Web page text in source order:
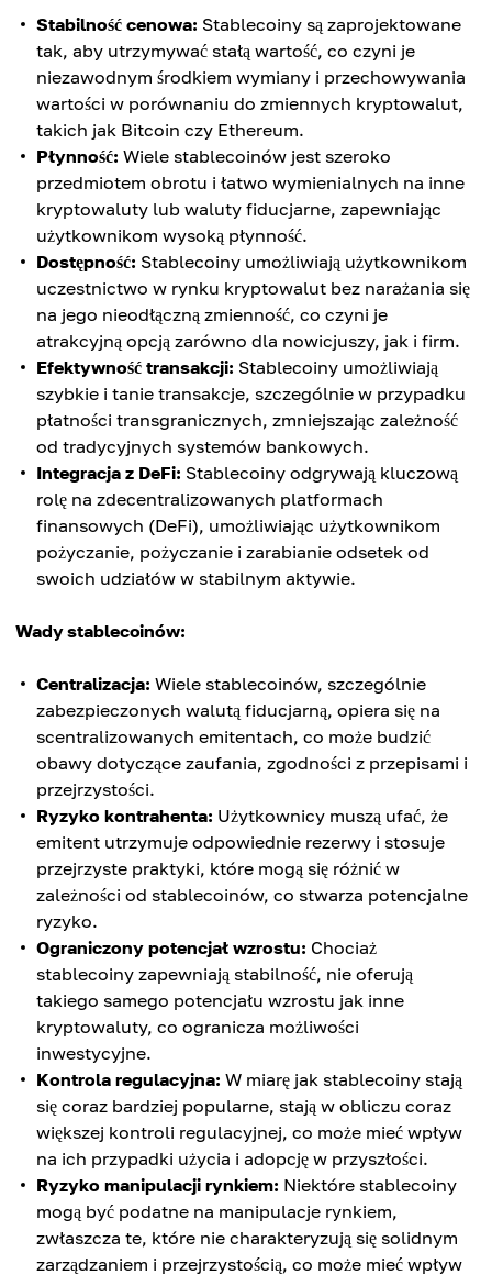
Stabilność cenowa: Stablecoiny są zaprojektowane
tak, aby utrzymywać stałą wartość, co czyni je
niezawodnym środkiem wymiany i przechowywania
wartości w porównaniu do zmiennych kryptowalut,
takich jak Bitcoin czy Ethereum.
Płynność: Wiele stablecoinów jest szeroko
przedmiotem obrotu i łatwo wymienialnych na inne
kryptowaluty lub waluty fiducjarne, zapewniając
użytkownikom wysoką płynność.
Dostępność: Stablecoiny umożliwiają użytkownikom
uczestnictwo w rynku kryptowalut bez narażania się
na jego nieodłączną zmienność, co czyni je
atrakcyjną opcją zarówno dla nowicjuszy, jak i firm.
Efektywność transakcji: Stablecoiny umożliwiają
szybkie i tanie transakcje, szczególnie w przypadku
płatności transgranicznych, zmniejszając zależność
od tradycyjnych systemów bankowych.
Integracja z DeFi: Stablecoiny odgrywają kluczową
rolę na zdecentralizowanych platformach
finansowych (DeFi), umożliwiając użytkownikom
pożyczanie, pożyczanie i zarabianie odsetek od
swoich udziałów w stabilnym aktywie.
Wady stablecoinów:
Centralizacja: Wiele stablecoinów, szczególnie
zabezpieczonych walutą fiducjarną, opiera się na
scentralizowanych emitentach, co może budzić
obawy dotyczące zaufania, zgodności z przepisami i
przejrzystości.
Ryzyko kontrahenta: Użytkownicy muszą ufać, że
emitent utrzymuje odpowiednie rezerwy i stosuje
przejrzyste praktyki, które mogą się różnić w
zależności od stablecoinów, co stwarza potencjalne
ryzyko.
Ograniczony potencjał wzrostu: Chociaż
stablecoiny zapewniają stabilność, nie oferują
takiego samego potencjału wzrostu jak inne
kryptowaluty, co ogranicza możliwości
inwestycyjne.
Kontrola regulacyjna: W miarę jak stablecoiny stają
się coraz bardziej popularne, stają w obliczu coraz
większej kontroli regulacyjnej, co może mieć wpływ
na ich przypadki użycia i adopcję w przyszłości.
Ryzyko manipulacji rynkiem: Niektóre stablecoiny
mogą być podatne na manipulacje rynkiem,
zwłaszcza te, które nie charakteryzują się solidnym
zarządzaniem i przejrzystością, co może mieć wpływ